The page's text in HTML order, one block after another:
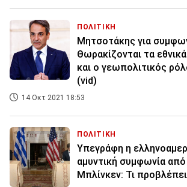
ΠΟΛΙΤΙΚΗ
Μητσοτάκης για
Θωρακίζονται τα
και ο γεωπολιτικός
(vid)
14 Οκτ 2021 18:53
ΠΟΛΙΤΙΚΗ
Υπεγράφη η
αμυντική συμφωνία
Μπλίνκεν: Τι